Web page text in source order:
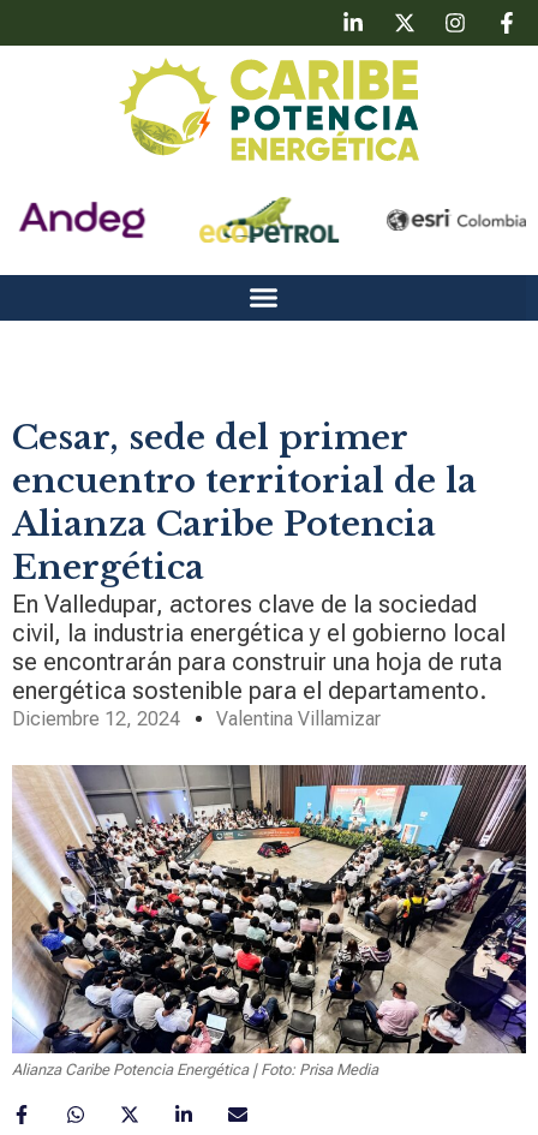
Cesar, sede del primer
encuentro territorial de la
Alianza Caribe Potencia
Energética
En Valledupar, actores clave de la sociedad
civil, la industria energética y el gobierno local
se encontrarán para construir una hoja de ruta
energética sostenible para el departamento.
Diciembre 12, 2024 Valentina Villamizar
Alianza Caribe Potencia Energética | Foto: Prisa Media